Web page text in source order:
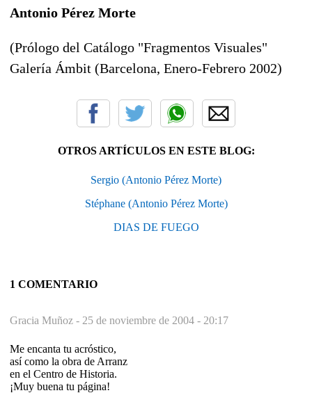
Antonio Pérez Morte
(Prólogo del Catálogo "Fragmentos Visuales"
Galería Ámbit (Barcelona, Enero-Febrero 2002)
OTROS ARTÍCULOS EN ESTE BLOG:
Sergio (Antonio Pérez Morte)
Stéphane (Antonio Pérez Morte)
DIAS DE FUEGO
1 COMENTARIO
Gracia Muñoz - 25 de noviembre de 2004 - 20:17
Me encanta tu acróstico,
así como la obra de Arranz
en el Centro de Historia.
¡Muy buena tu página!